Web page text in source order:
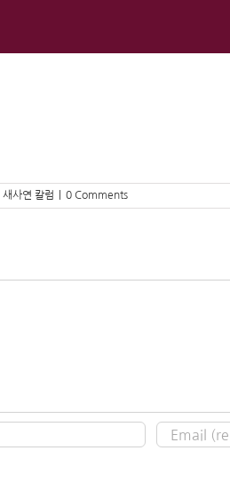
새사연 칼럼 0 Comments